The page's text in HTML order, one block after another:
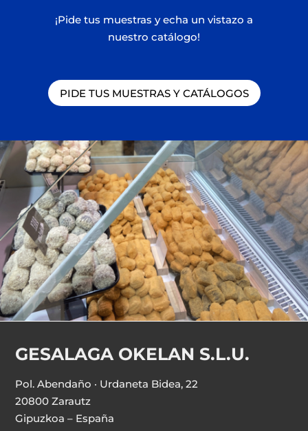
¡Pide tus muestras y echa un vistazo a
nuestro catálogo!
PIDE TUS MUESTRAS Y CATÁLOGOS
GESALAGA OKELAN S.L.U.
Pol. Abendaño · Urdaneta Bidea, 22
20800 Zarautz
Gipuzkoa – España